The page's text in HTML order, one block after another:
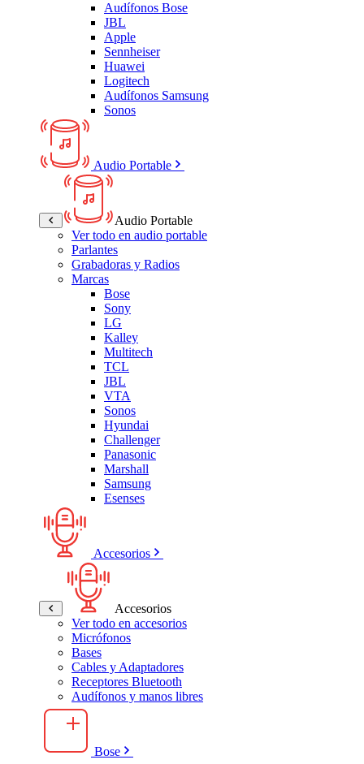
Audífonos Bose
JBL
Apple
Sennheiser
Huawei
Logitech
Audífonos Samsung
Sonos
Audio Portable
Audio Portable
Ver todo en audio portable
Parlantes
Grabadoras y Radios
Marcas
Bose
Sony
LG
Kalley
Multitech
TCL
JBL
VTA
Sonos
Hyundai
Challenger
Panasonic
Marshall
Samsung
Esenses
Accesorios
Accesorios
Ver todo en accesorios
Micrófonos
Bases
Cables y Adaptadores
Receptores Bluetooth
Audífonos y manos libres
Bose